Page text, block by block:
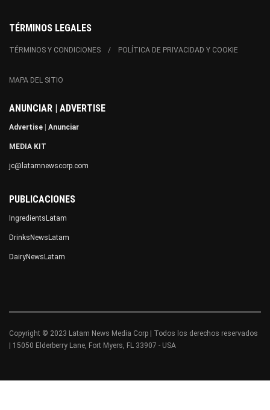
TÉRMINOS LEGALES
TÉRMINOS Y CONDICIONES POLÍTICA DE PRIVACIDAD Y COOKIE
MAPA DEL SITIO
ANUNCIAR | ADVERTISE
Advertise Anunciar
MEDIA KIT
jc@latamnewscorp.com
PUBLICACIONES
IngredientsLatam
DrinksNewsLatam
DairyNewsLatam
Copyright © 2023 Latam News Media Corp | Todos los derechos reservados
| 15050 Elderberry Lane, Fort Myers, FL 33907 - USA